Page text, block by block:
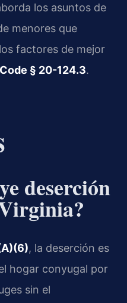
los asuntos de
menores que
factores de mejor
§ 20-124.3.
deserción
, la deserción es
hogar conyugal por
sin el